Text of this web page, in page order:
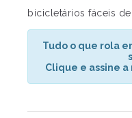
bicicletários fáceis
Tudo o que rola
Clique e assine